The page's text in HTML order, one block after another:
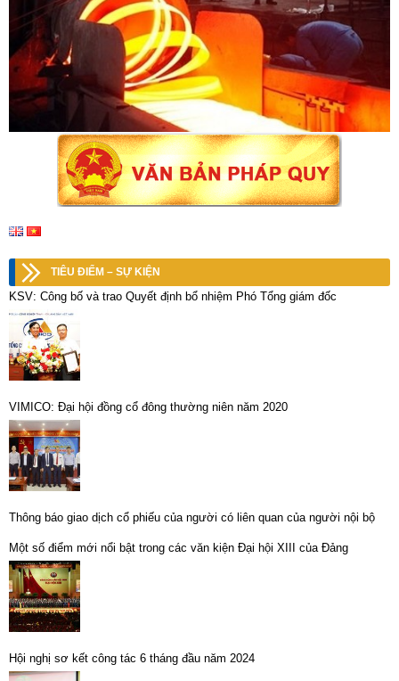
TIÊU ĐIỂM – SỰ KIỆN
KSV: Công bố và trao Quyết định bổ nhiệm Phó Tổng giám đốc
VIMICO: Đại hội đồng cổ đông thường niên năm 2020
Thông báo giao dịch cổ phiếu của người có liên quan của người nội bộ
Một số điểm mới nổi bật trong các văn kiện Đại hội XIII của Đảng
Hội nghị sơ kết công tác 6 tháng đầu năm 2024